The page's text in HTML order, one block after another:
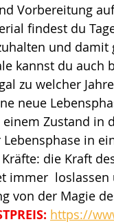
Vorbereitung
findest du
und
kannst du auch
zu welcher
neue
Zustand in
in
die Kraft
immer
von der Magie
https://